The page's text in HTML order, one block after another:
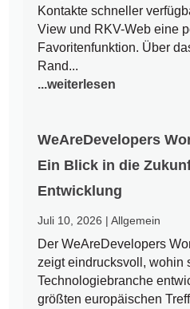
Kontakte schneller
View und RKV-Web eine
Favoritenfunktion. Über
Rand...
...weiterlesen
WeAreDevelopers
Ein Blick in die
Entwicklung
Juli 10, 2026 |Allgemein
Der WeAreDevelopers
zeigt eindrucksvoll, wohin
Technologiebranche
größten europäischen